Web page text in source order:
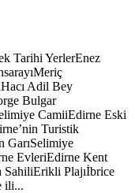
Tarihi YerlerEnez
Adil Bey
Bulgar
CamiiEdirne Eski
Turistik
GarıSelimiye
EvleriEdirne Kent
SahiliErikli Plajıİbrice
ili...